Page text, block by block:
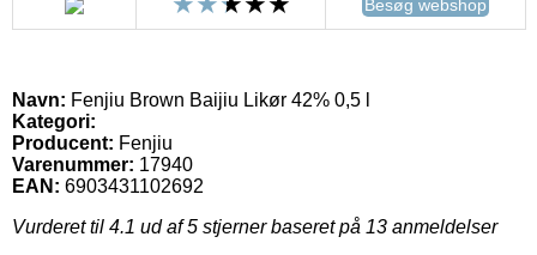
Besøg webshop
Navn: Fenjiu Brown Baijiu Likør 42% 0,5 l
Kategori:
Producent: Fenjiu
Varenummer: 17940
EAN: 6903431102692
Vurderet til 4.1 ud af 5 stjerner baseret på 13 anmeldelser